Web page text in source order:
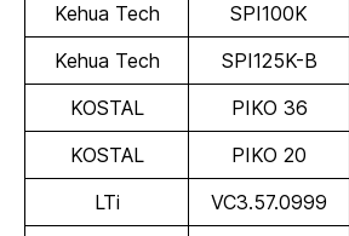
Kehua Tech SPI100K
Kehua Tech
SPI125K-B
KOSTAL
PIKO 36
KOSTAL
PIKO 20
LTi
VC3.57.0999